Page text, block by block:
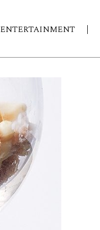
ENTERTAINMENT